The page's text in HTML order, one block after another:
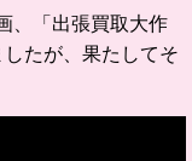
、「出張買取大作
たが、果たしてそ